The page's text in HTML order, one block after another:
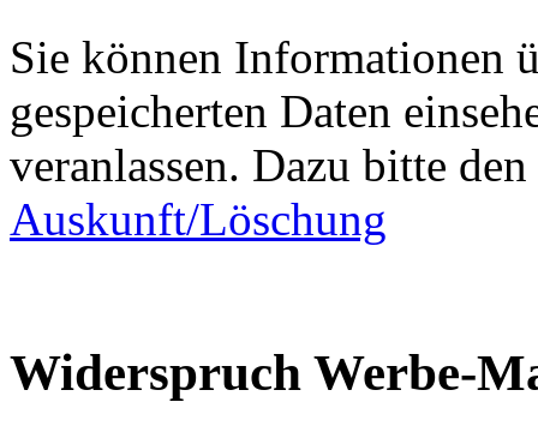
Sie können Informationen
gespeicherten Daten
veranlassen. Dazu bitte
Auskunft/Löschung
Widerspruch Werbe-